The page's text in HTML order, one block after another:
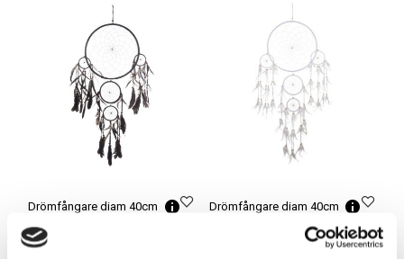
Drömfångare diam 40cm
Artnr: 1153
90 cm
Drömfångare diam 40cm